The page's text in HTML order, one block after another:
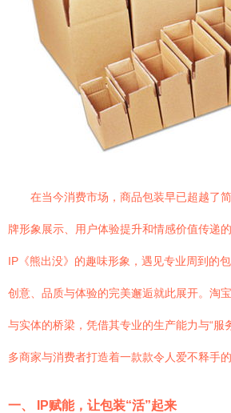
在当今消费市场，商品包装早已超越了
牌形象展示、用户体验提升和情感价值传递
IP《熊出没》的趣味形象，遇见专业周到的
创意、品质与体验的完美邂逅就此展开。淘
与实体的桥梁，凭借其专业的生产能力与“服
多商家与消费者打造着一款款令人爱不释手的
一、 IP赋能，让包装“活”起来